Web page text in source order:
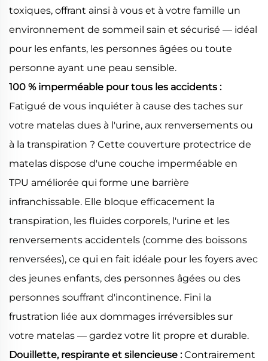
toxiques, offrant ainsi à vous et à votre famille un
environnement de sommeil sain et sécurisé — idéal
pour les enfants, les personnes âgées ou toute
personne ayant une peau sensible.
100 % imperméable pour tous les accidents :
Fatigué de vous inquiéter à cause des taches sur
votre matelas dues à l'urine, aux renversements ou
à la transpiration ? Cette couverture protectrice de
matelas dispose d'une couche imperméable en
TPU améliorée qui forme une barrière
infranchissable. Elle bloque efficacement la
transpiration, les fluides corporels, l'urine et les
renversements accidentels (comme des boissons
renversées), ce qui en fait idéale pour les foyers avec
des jeunes enfants, des personnes âgées ou des
personnes souffrant d'incontinence. Fini la
frustration liée aux dommages irréversibles sur
votre matelas — gardez votre lit propre et durable.
Douillette, respirante et silencieuse :Contrairement